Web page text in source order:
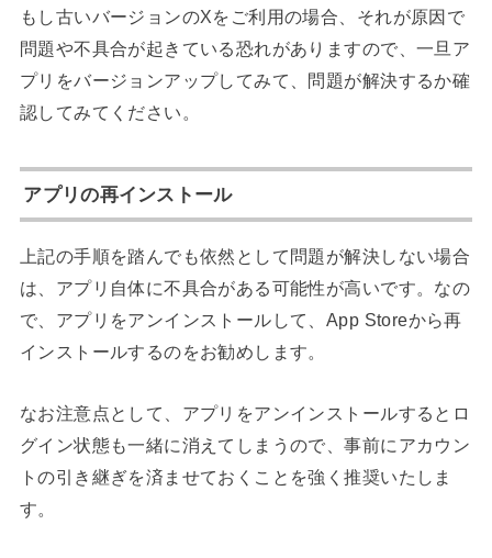
もし古いバージョンのXをご利用の場合、それが原因で
問題や不具合が起きている恐れがありますので、一旦ア
プリをバージョンアップしてみて、問題が解決するか確
認してみてください。
アプリの再インストール
上記の手順を踏んでも依然として問題が解決しない場合
は、アプリ自体に不具合がある可能性が高いです。なの
で、アプリをアンインストールして、App Storeから再
インストールするのをお勧めします。
なお注意点として、アプリをアンインストールするとロ
グイン状態も一緒に消えてしまうので、事前にアカウン
トの引き継ぎを済ませておくことを強く推奨いたしま
す。